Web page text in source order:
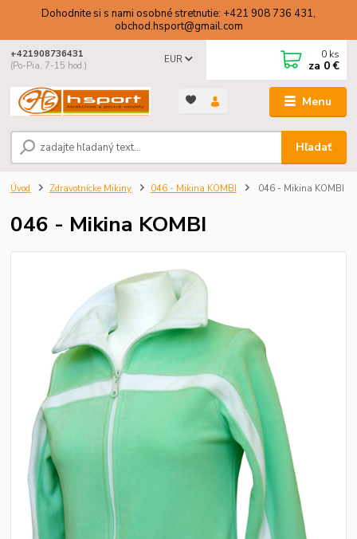
Dohodnite si s nami osobné stretnutie: +421 908 736 431,
obchod.hsport@gmail.com
Menu
EUR
Hľadať
+421908736431
(Po-Pia, 7-15 hod.)
0 ks
za 0 €
Úvod Zdravotnícke Mikiny 046 - Mikina KOMBI 046 - Mikina KOMBI
046 - Mikina KOMBI